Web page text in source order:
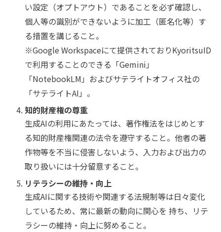
い設定（オプトアウト）であることを必ず確認し、
個人等の識別ができないように加工（匿名化等）す
る措置を講じること。
※Google Workspaceにて提供されておりKyoritsuID
で利用することのできる「Gemini」
「NotebookLM」およびサテライトオフィス社の
「サテライトAI」。
知的財産権の尊重
生成AIの利用にあたっては、著作権法をはじめとす
る知的財産権関連の法令を遵守すること。他者の著
作物等を不当に侵害しないよう、入力および出力の
取り扱いには十分留意すること。
リテラシーの維持・向上
生成AIに関する技術や関連する法規制等は日々変化
しているため、常に最新の動向に関心を 持ち、リテ
ラシーの維持・向上に努めること。